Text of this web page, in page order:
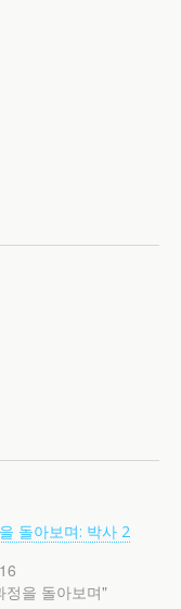
돌아보며: 박사 2
정을 돌아보며"